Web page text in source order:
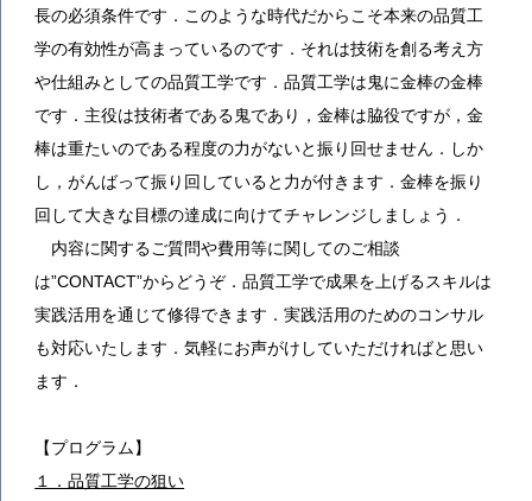
長の必須条件です．このような時代だからこそ本来の品質工
学の有効性が高まっているのです．それは技術を創る考え方
や仕組みとしての品質工学です．品質工学は鬼に金棒の金棒
です．主役は技術者である鬼であり，金棒は脇役ですが，金
棒は重たいのである程度の力がないと振り回せません．しか
し，がんばって振り回していると力が付きます．金棒を振り
回して大きな目標の達成に向けてチャレンジしましょう．
内容に関するご質問や費用等に関してのご相談
は”CONTACT”からどうぞ．品質工学で成果を上げるスキルは
実践活用を通じて修得できます．実践活用のためのコンサル
も対応いたします．気軽にお声がけしていただければと思い
ます．
【プログラム】
１．品質工学の狙い